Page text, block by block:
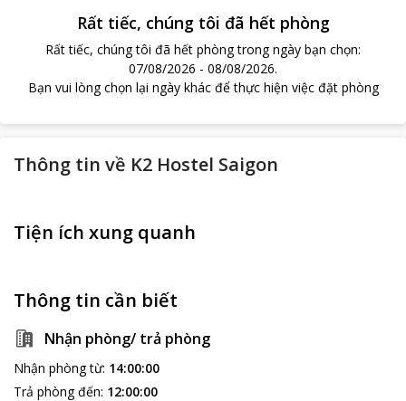
Rất tiếc, chúng tôi đã hết phòng
Rất tiếc, chúng tôi đã hết phòng trong ngày bạn chọn:
07/08/2026 - 08/08/2026.
Bạn vui lòng chọn lại ngày khác để thực hiện việc đặt phòng
Thông tin về K2 Hostel Saigon
Tiện ích xung quanh
Thông tin cần biết
Nhận phòng/ trả phòng
Nhận phòng từ: 14:00:00
Trả phòng đến: 12:00:00